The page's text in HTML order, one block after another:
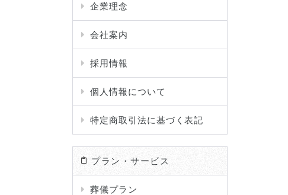
企業理念
会社案内
採用情報
個人情報について
特定商取引法に基づく表記
プラン・サービス
葬儀プラン